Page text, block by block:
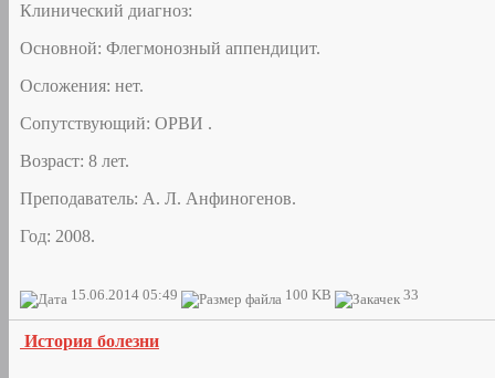
Клинический диагноз:
Основной: Флегмонозный аппендицит.
Осложения: нет.
Сопутствующий: ОРВИ .
Возраст: 8 лет.
Преподаватель: А. Л. Анфиногенов.
Год: 2008.
15.06.2014 05:49 100 KB 33
История болезни